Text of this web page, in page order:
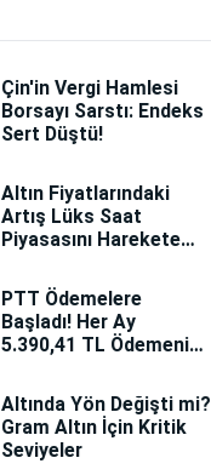
Çin'in Vergi Hamlesi
Borsayı Sarstı: Endeks
Sert Düştü!
Altın Fiyatlarındaki
Artış Lüks Saat
Piyasasını Harekete
Saat Almaya Başladı!
PTT Ödemelere
Başladı! Her Ay
5.390,41 TL Ödemenizi
Altında Yön Değişti mi?
Gram Altın İçin Kritik
Seviyeler